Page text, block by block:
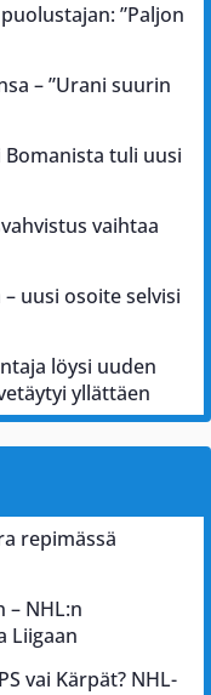
”Paljon
– ”Urani suurin
tuli uusi
vaihtaa
uusi osoite selvisi
löysi uuden
yllättäen
repimässä
– NHL:n
Liigaan
vai Kärpät? NHL-